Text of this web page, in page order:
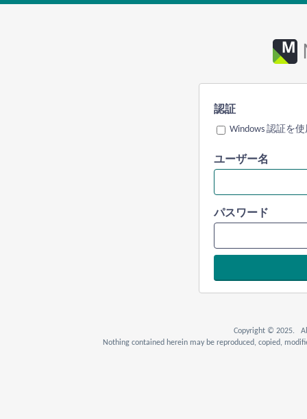
認証
Windows 認証を
ユーザー名
パスワード
Copyright © 2025. All
Nothing contained herein may be reproduced, copied,